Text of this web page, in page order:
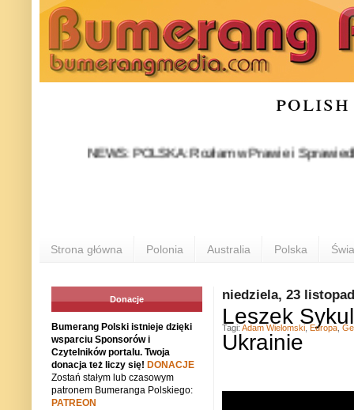
NEWS: POLSKA: Rozłam w Prawie i
Strona główna Polonia Australia Polska
niedziela, 23
Leszek
Ukrainie
Tagi: Adam Wielomski Europa
Donacje
Bumerang Polski istnieje dzięki
wsparciu Sponsorów i
Czytelników portalu. Twoja
donacja też liczy się! DONACJE
Zostań stałym lub czasowym
patronem Bumeranga Polskiego:
PATREON